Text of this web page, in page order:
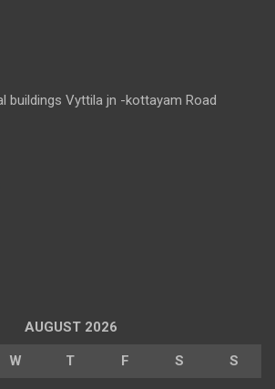
buildings Vyttila jn -kottayam Road
AUGUST 2026
W T F S S